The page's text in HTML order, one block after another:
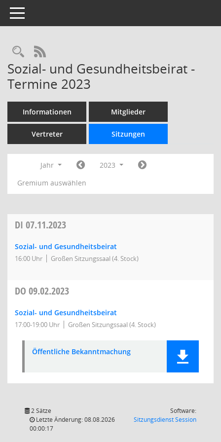
Toggle navigation
Rechercheauswahl
RSS-Feed
Sozial- und Gesundheitsbeirat -
Termine 2023
Informationen Mitglieder
Vertreter Sitzungen
Jahr
2023
Gremium auswählen
DI 07.11.2023
Sozial- und Gesundheitsbeirat
16:00 Uhr Großen Sitzungssaal (4. Stock)
DO 09.02.2023
Sozial- und Gesundheitsbeirat
17:00-19:00 Uhr Großen Sitzungssaal (4. Stock)
Öffentliche Bekanntmachung
2 Sätze
Letzte Änderung: 08.08.2026
00:00:17
Software:
SitzungsdienstSession(Wird in